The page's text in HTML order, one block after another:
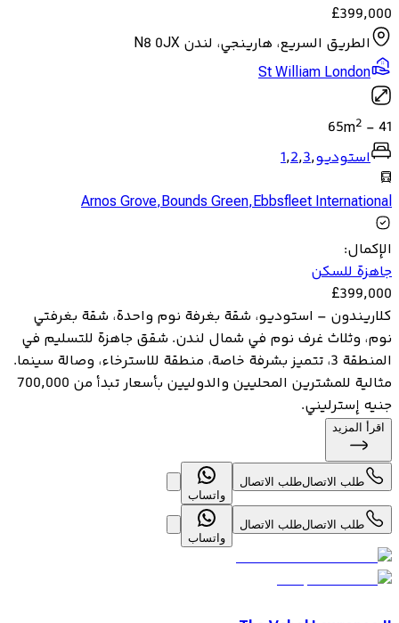
£399,000
الطريق السريع، هارينجي، لندن N8 0JX
St William London
41
-
65m2
استوديو,
1,2,3
Arnos Grove,Bounds Green,Ebbsfleet International
الإكمال:
جاهزة للسكن
£399,000
كلاريندون – استوديو، شقة بغرفة نوم واحدة، شقة بغرفتي
نوم، وثلاث غرف نوم في شمال لندن. شقق جاهزة للتسليم في
المنطقة 3، تتميز بشرفة خاصة، منطقة للاسترخاء، وصالة سينما.
مثالية للمشترين المحليين والدوليين بأسعار تبدأ من 700,000
جنيه إسترليني.
اقرأ المزيد
طلب الاتصالطلب الاتصال
واتساب
طلب الاتصالطلب الاتصال
واتساب